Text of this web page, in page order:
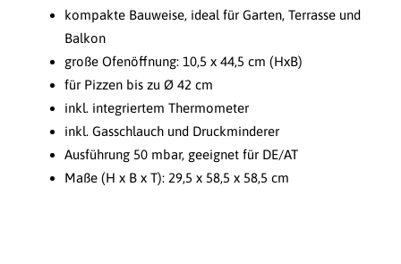
kompakte Bauweise, ideal für Garten, Terrasse und
Balkon
große Ofenöffnung: 10,5 x 44,5 cm (HxB)
für Pizzen bis zu Ø 42 cm
inkl. integriertem Thermometer
inkl. Gasschlauch und Druckminderer
Ausführung 50 mbar, geeignet für DE/AT
Maße (H x B x T): 29,5 x 58,5 x 58,5 cm